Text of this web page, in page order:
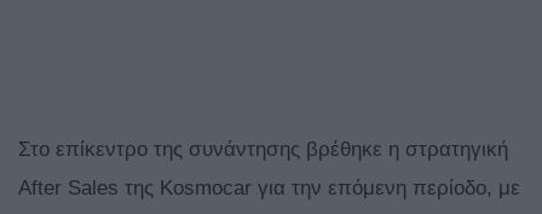
Στο επίκεντρο της συνάντησης βρέθηκε η στρατηγική
After Sales της Kosmocar για την επόμενη περίοδο, με